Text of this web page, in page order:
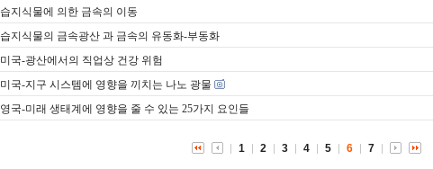
습지식물에 의한 금속의 이동
습지식물의 금속광산 과 금속의 유동화-부동화
미국-광산에서의 직업상 건강 위험
미국-지구 시스템에 영향을 끼치는 나노 광물
영국-미래 생태계에 영향을 줄 수 있는 25가지 요인들
1 2 3 4 5 6 7